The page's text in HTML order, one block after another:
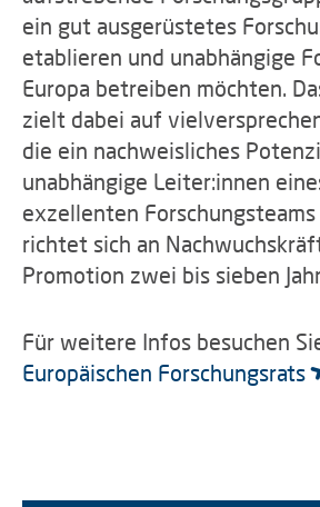
ein gut ausgerüstetes
etablieren und unabhängige
Europa betreiben möchten.
zielt dabei auf
die ein nachweisliches
unabhängige Leiter:innen
exzellenten
richtet sich an
Promotion zwei bis sieben
Für weitere Infos besuchen
Europäischen Forschungsrats